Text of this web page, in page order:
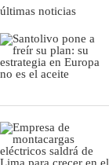
últimas noticias